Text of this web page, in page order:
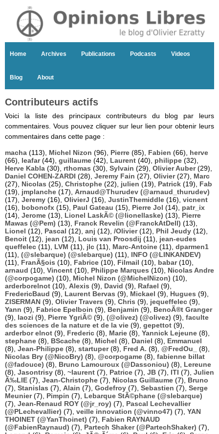
Home Archives Publications Podcasts Videos
Blog About
Contributeurs actifs
Voici la liste des principaux contributeurs du blog par leurs
commentaires. Vous pouvez cliquer sur leur lien pour obtenir leurs
commentaires dans cette page :
macha (113), Michel Nizon (96), Pierre (85), Fabien (66), herve
(66), leafar(44), guillaume (42), Laurent (40), philippe (32),
Herve Kabla (30), rthomas (30), Sylvain (29), Olivier Auber(29),
Daniel COHEN-ZARDI (28), Jeremy Fain (27), Olivier(27), Marc
(27), Nicolas (25), Christophe (22), julien (19), Patrick (19), Fab
(19), jmplanche (17), Arnaud@Thurudev (@arnaud_thurudev)
(17), Jeremy (16), OlivierJ (16), JustinThemiddle (16), vicnent
(16), bobonofx (15), Paul Gateau (15), Pierre Jol (14), patr_ix
(14), Jerome (13), Lionel LaskÃ© (@lionellaske) (13), Pierre
Mawas (@Pem) (13), Franck Revelin (@FranckAtDell) (13),
Lionel (12), Pascal (12), anj (12), /Olivier(12), Phil Jeudy (12),
Benoit (12), jean (12), Louis van Proosdij (11), jean-eudes
queffelec (11), LVM (11), jlc (11), Marc-Antoine (11), dparmen1
(11), (@slebarque) (@slebarque) (11), INFO (@LINKANDEV)
(11), FranÃ§ois (10), Fabrice (10), Filmail (10), babar(10),
arnaud (10), Vincent (10), Philippe Marques (10), Nicolas Andre
(@corpogame) (10), Michel Nizon (@MichelNizon) (10),
arderborelnot (10), Alexis (9), David (9), Rafael (9),
FredericBaud (9), Laurent Bervas (9), Mickael (9), Hugues (9),
ZISERMAN (9), Olivier Travers (9), Chris (9), jequeffelec (9),
Yann (9), Fabrice Epelboin (9), Benjamin (9), BenoÃ®t Granger
(9), laozi (9), Pierre YgriÃ© (9), (@olivez) (@olivez) (9), faculte
des sciences de la nature et de la vie (9), gepettot (9),
arderbor elnot (9), Frederic (8), Marie (8), Yannick Lejeune (8),
stephane (8), BScache (8), Michel (8), Daniel (8), Emmanuel
(8), Jean-Philippe (8), startuper(8), Fred A. (8), @FredOu_
(8),
Nicolas Bry (@NicoBry) (8), @corpogame (8), fabienne billat
(@fadouce) (8), Bruno Lamouroux (@Dassoniou) (8), Lereune
(8), Jasontrisy (8), ~laurent (7), Patrice (7), JB (7), ITI (7), Julien
Ã‰LIE (7), Jean-Christophe (7), Nicolas Guillaume (7), Bruno
(7), Stanislas (7), Alain (7), Godefroy (7), Sebastien (7), Serge
Meunier(7), Pimpin (7), Lebarque StÃ©phane (@slebarque)
(7), Jean-Renaud ROY (@jr_roy) (7), Pascal Lechevallier
(@PLechevallier) (7), veille innovation (@vinno47) (7), YAN
THOINET (@YanThoinet) (7), Fabien RAYNAUD
(@FabienRaynaud) (7), Partech Shaker (@PartechShaker) (7),